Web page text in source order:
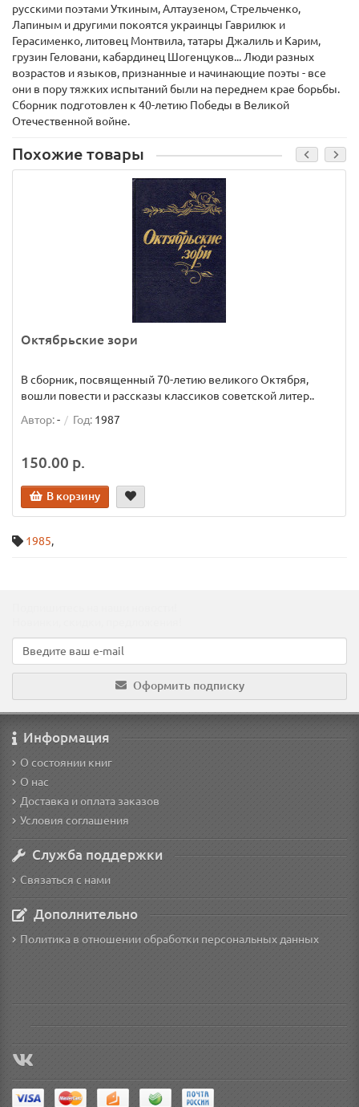
русскими поэтами Уткиным, Алтаузеном, Стрельченко,
Лапиным и другими покоятся украинцы Гаврилюк и
Герасименко, литовец Монтвила, татары Джалиль и Карим,
грузин Геловани, кабардинец Шогенцуков... Люди разных
возрастов и языков, признанные и начинающие поэты - все
они в пору тяжких испытаний были на переднем крае борьбы.
Сборник подготовлен к 40-летию Победы в Великой
Отечественной войне.
Похожие товары
Октябрьские зори
В сборник, посвященный 70-летию великого Октября,
вошли повести и рассказы классиков советской литер..
Автор:- Год: 1987
150.00 р.
В корзину
1985,
Оформить подписку
Информация
О состоянии книг
О нас
Доставка и оплата заказов
Условия соглашения
Служба поддержки
Связаться с нами
Дополнительно
Политика в отношении обработки персональных данных